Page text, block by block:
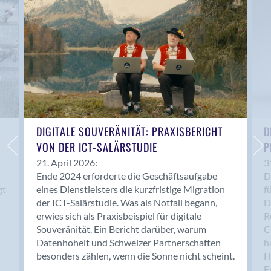
Anwil
Appenzell
Au SG
Baar
Baden
Balsthal
Balzers
Basel
Bassersdorf
Belp
Bendern
Benken (SG)
Bergdietikon
Berlin
Bern
Bern - Liebefeld
DIGITALE SOUVERÄNITÄT: PRAXISBERICHT
VON DER ICT-SALÄRSTUDIE
21. April 2026:
Ende 2024 erforderte die Geschäftsaufgabe
eines Dienstleisters die kurzfristige Migration
der ICT-Salärstudie. Was als Notfall begann,
erwies sich als Praxisbeispiel für digitale
Souveränität. Ein Bericht darüber, warum
Datenhoheit und Schweizer Partnerschaften
besonders zählen, wenn die Sonne nicht scheint.